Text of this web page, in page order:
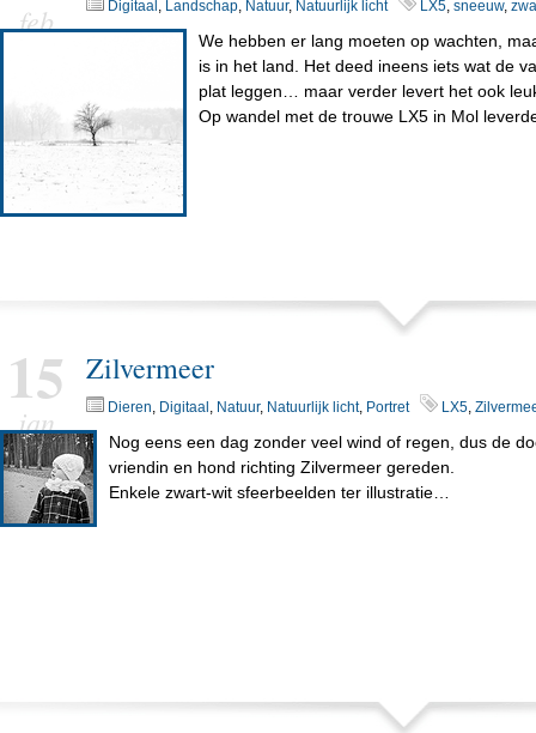
Digitaal , Landschap, Natuur, Natuurlijk licht LX5, sneeuw,
feb
We hebben er lang moeten op wachten,
is in het land. Het deed ineens iets wat de
plat leggen… maar verder levert het ook
Op wandel met de trouwe LX5 in Mol
Zilvermeer
Dieren, Digitaal , Natuur, Natuurlijk licht, Portret LX5,
15
jan
Nog eens een dag zonder veel wind of regen, dus de
vriendin en hond richting Zilvermeer gereden.
Enkele zwart-wit sfeerbeelden ter illustratie…